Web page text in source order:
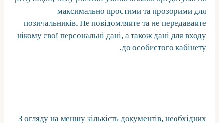
максимально простими та прозорими для
позичальників. Не повідомляйте та не передавайте
нікому свої персональні дані, а також дані для входу
до особистого кабінету.
З огляду на меншу кількість документів, необхідних